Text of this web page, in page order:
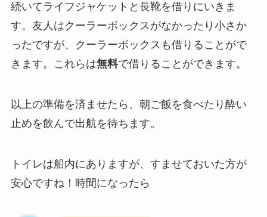
続いてライフジャケットと長靴を借りにいきま
す。友人はクーラーボックスがなかったり小さか
ったですが、クーラーボックスも借りることがで
きます。これらは無料で借りることができます。
以上の準備を済ませたら、朝ご飯を食べたり酔い
止めを飲んで出航を待ちます。
トイレは船内にありますが、すませておいた方が
安心ですね！時間になったら